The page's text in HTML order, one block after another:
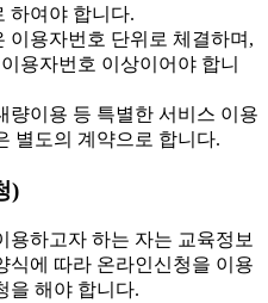
하여야 합니다.
용자번호 단위로 체결하며,
용자번호 이상이어야 합니
이용 등 특별한 서비스 이용
별도의 계약으로 합니다.
)
하고자 하는 자는 교육정보
식에 따라 온라인신청을 이용
을 해야 합니다.